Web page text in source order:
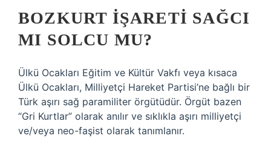
BOZKURT IŞARETI SAĞCI
MI SOLCU MU?
Ülkü Ocakları Eğitim ve Kültür Vakfı veya kısaca
Ülkü Ocakları, Milliyetçi Hareket Partisi’ne bağlı bir
Türk aşırı sağ paramiliter örgütüdür. Örgüt bazen
“Gri Kurtlar” olarak anılır ve sıklıkla aşırı milliyetçi
ve/veya neo-faşist olarak tanımlanır.